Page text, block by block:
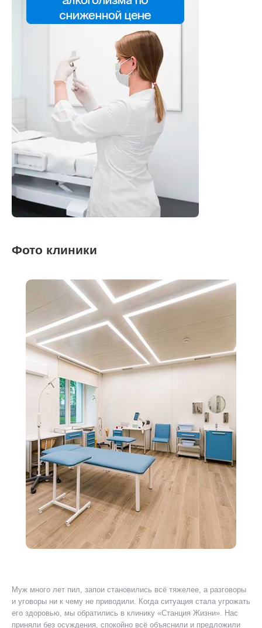
Фото клиники
Муж много лет пил, запои становились всё тяжелее, а разговоры
и уговоры ни к чему не приводили. Когда ситуация стала угрожать
его здоровью, мы обратились в клинику «Станция Жизни». Нас
приняли без осуждения, спокойно всё объяснили и предложили